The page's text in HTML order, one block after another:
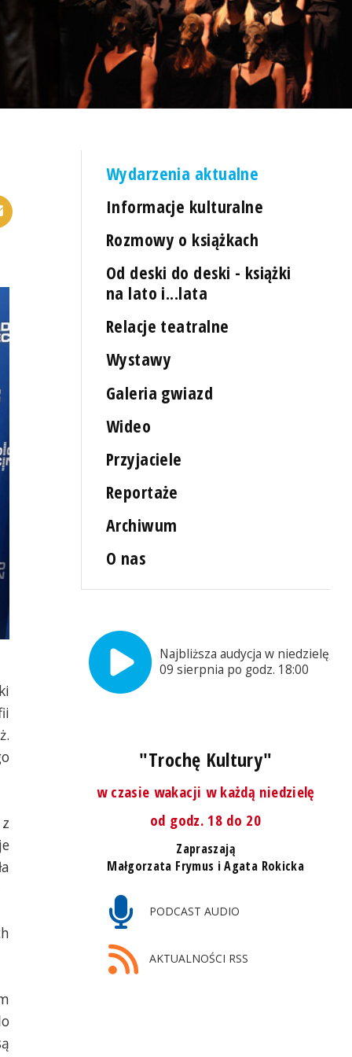
Wydarzenia aktualne
Informacje kulturalne
Rozmowy o książkach
Od deski do deski - książki
na lato i...lata
Relacje teatralne
Wystawy
Galeria gwiazd
Wideo
Przyjaciele
Reportaże
Archiwum
O nas
Najbliższa audycja w niedzielę,
09 sierpnia po godz. 18:00
"Trochę Kultury"
w czasie wakacji w każdą niedzielę
od godz. 18 do 20
Zapraszają
Małgorzata Frymus i Agata Rokicka
PODCAST AUDIO
AKTUALNOŚCI RSS